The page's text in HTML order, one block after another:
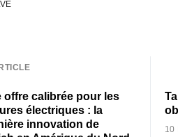
offre calibrée pour les
électriques : la
innovation de
10